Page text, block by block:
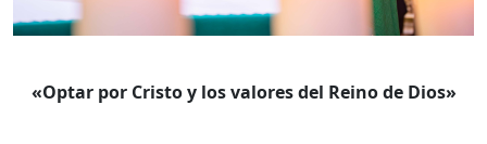
«Optar por Cristo y los valores del Reino de Dios»